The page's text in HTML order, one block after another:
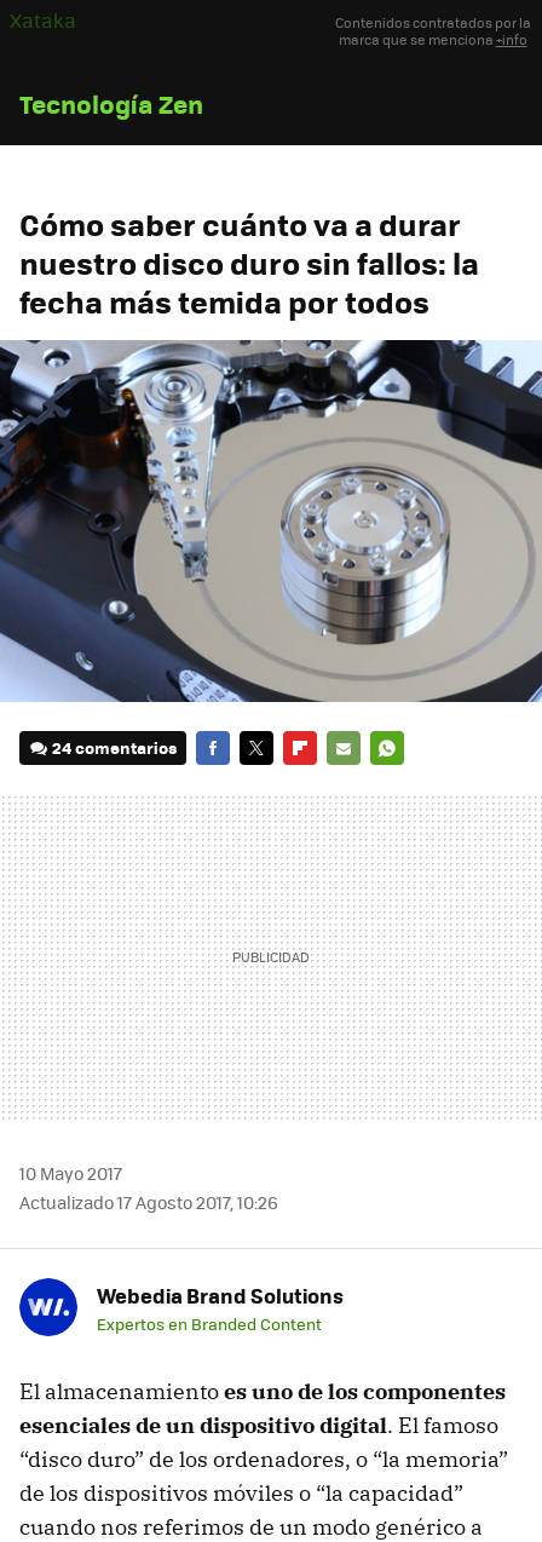
Contenidos contratados por la
marca que se menciona +info
Xataka
Tecnología Zen
Cómo saber cuánto va a durar
nuestro disco duro sin fallos: la
fecha más temida por todos
24 comentarios
MAIL
10 Mayo 2017
Actualizado 17 Agosto 2017, 10:26
Webedia Brand Solutions
Expertos en Branded Content
El almacenamientoes uno de los componentes
esenciales de un dispositivo digital. El famoso
“disco duro” de los ordenadores, o “la memoria”
de los dispositivos móviles o “la capacidad”
cuando nos referimos de un modo genérico a